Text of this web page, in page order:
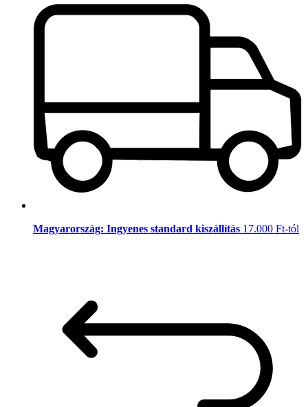
Magyarország: Ingyenes standard kiszállítás 17.000 Ft-tól